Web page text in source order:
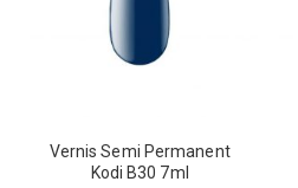
Vernis Semi Permanent
Kodi B30 7ml